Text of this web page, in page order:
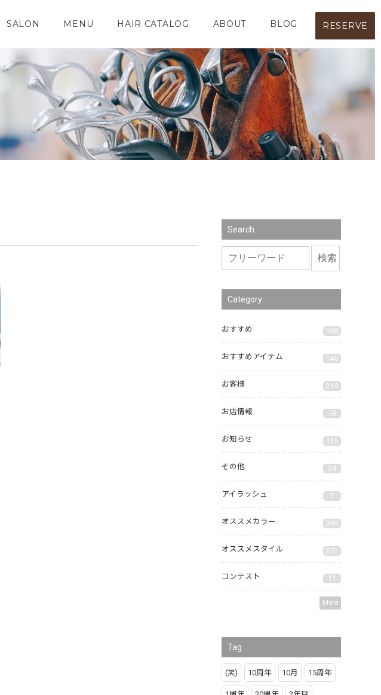
SALON MENU HAIR CATALOG ABOUT BLOG RESERVE
Search
Category
おすすめ 108
おすすめアイテム 146
お客様 214
お店情報 78
お知らせ 115
その他 24
アイラッシュ 7
オススメカラー 399
オススメスタイル 272
コンテスト 11
More
Tag
(笑) 10周年 10月 15周年